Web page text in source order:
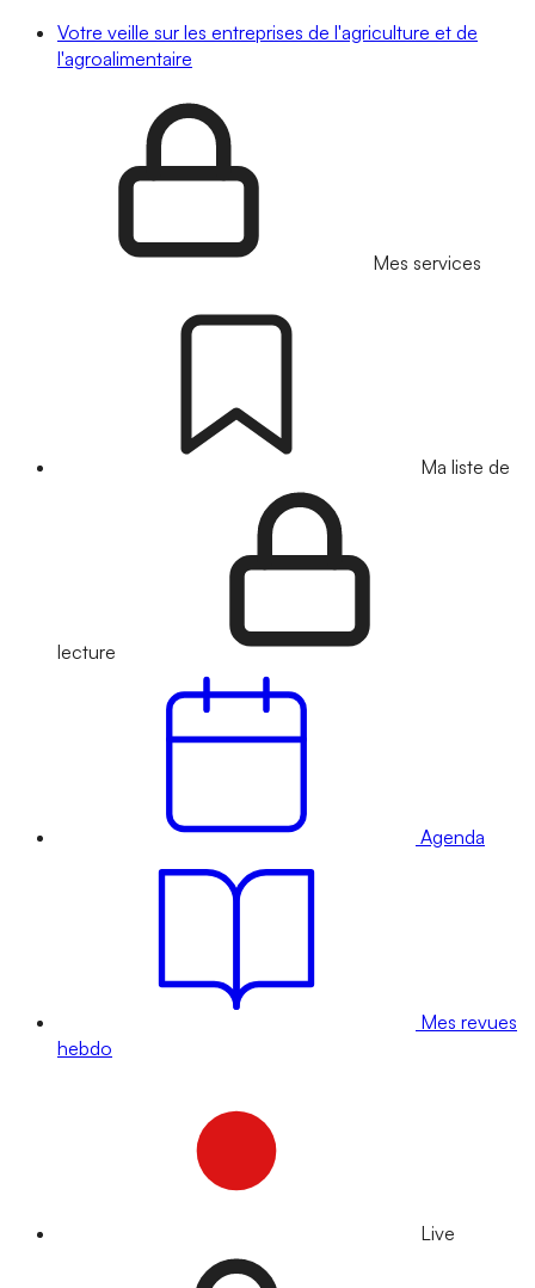
Votre veille sur les entreprises de l'agriculture et de
l'agroalimentaire
Mes services
Ma liste de
lecture
Agenda
Mes revues
hebdo
Live